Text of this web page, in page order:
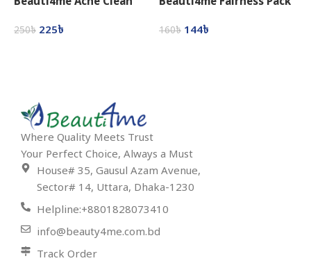
250৳ 225৳ 160৳ 144৳
Where Quality Meets Trust
Your Perfect Choice, Always a Must
House# 35, Gausul Azam Avenue,
Sector# 14, Uttara, Dhaka-1230
Helpline:+8801828073410
info@beauty4me.com.bd
Track Order